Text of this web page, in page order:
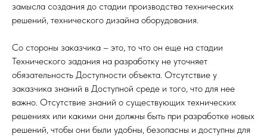
замысла создания до стадии производства технических
решений, технического дизайна оборудования.
Со стороны заказчика – это, то что он еще на стадии
Технического задания на разработку не уточняет
обязательность Доступности объекта. Отсутствие у
заказчика знаний в Доступной среде и того, что для нее
важно. Отсутствие знаний о существующих технических
решениях или какими они должны быть при разработке новых
решений, чтобы они были удобны, безопасны и доступны для